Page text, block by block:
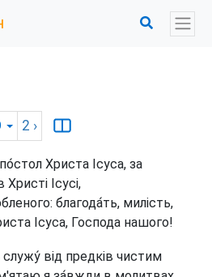
2 ›
Христа Ісуса, за
Ісусі,
благода́ть, милість,
Ісуса, Господа нашого!
від предків чистим